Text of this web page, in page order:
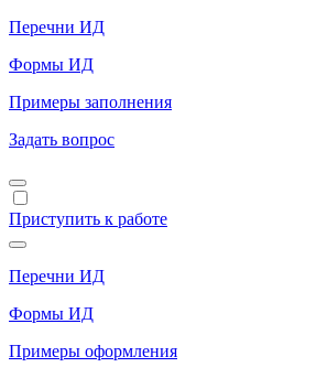
Перечни ИД
Формы ИД
Примеры заполнения
Задать вопрос
Приступить к работе
Перечни ИД
Формы ИД
Примеры оформления